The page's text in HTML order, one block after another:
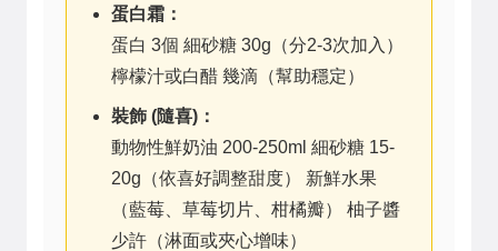
蛋白霜：
蛋白 3個 細砂糖 30g（分2-3次加入）
檸檬汁或白醋 幾滴（幫助穩定）
裝飾 (隨喜)：
動物性鮮奶油 200-250ml 細砂糖 15-
20g（依喜好調整甜度）
新鮮水果
（藍莓、草莓切片、柑橘瓣）
柚子醬
少許（淋面或夾心增味）